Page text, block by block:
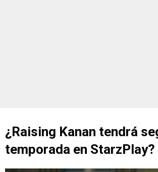
¿Raising Kanan tendrá
temporada en StarzPlay?